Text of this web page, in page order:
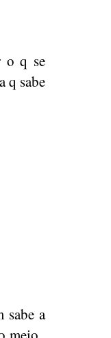
o q se
q sabe
sabe a